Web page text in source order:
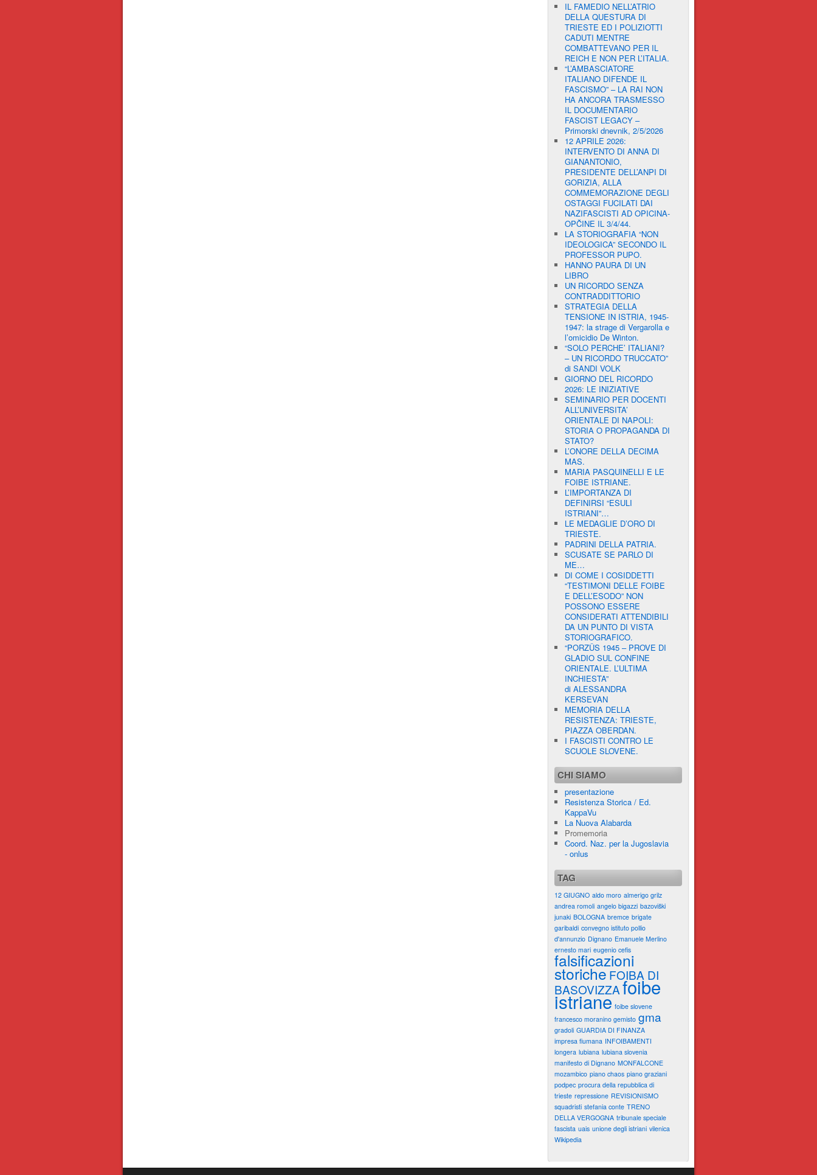
IL FAMEDIO NELL’ATRIO
DELLA QUESTURA DI
TRIESTE ED I POLIZIOTTI
CADUTI MENTRE
COMBATTEVANO PER IL
REICH E NON PER L’ITALIA.
“L’AMBASCIATORE
ITALIANO DIFENDE IL
FASCISMO” – LA RAI NON
HA ANCORA TRASMESSO
IL DOCUMENTARIO
FASCIST LEGACY –
Primorski dnevnik, 2/5/2026
12 APRILE 2026:
INTERVENTO DI ANNA DI
GIANANTONIO,
PRESIDENTE DELL’ANPI DI
GORIZIA, ALLA
COMMEMORAZIONE DEGLI
OSTAGGI FUCILATI DAI
NAZIFASCISTI AD OPICINA-
OPČINE IL 3/4/44.
LA STORIOGRAFIA “NON
IDEOLOGICA” SECONDO IL
PROFESSOR PUPO.
HANNO PAURA DI UN
LIBRO
UN RICORDO SENZA
CONTRADDITTORIO
STRATEGIA DELLA
TENSIONE IN ISTRIA, 1945-
1947: la strage di Vergarolla e
l’omicidio De Winton.
“SOLO PERCHE’ ITALIANI?
– UN RICORDO TRUCCATO”
di SANDI VOLK
GIORNO DEL RICORDO
2026: LE INIZIATIVE
SEMINARIO PER DOCENTI
ALL’UNIVERSITA’
ORIENTALE DI NAPOLI:
STORIA O PROPAGANDA DI
STATO?
L’ONORE DELLA DECIMA
MAS.
MARIA PASQUINELLI E LE
FOIBE ISTRIANE.
L’IMPORTANZA DI
DEFINIRSI “ESULI
ISTRIANI”…
LE MEDAGLIE D’ORO DI
TRIESTE.
PADRINI DELLA PATRIA.
SCUSATE SE PARLO DI
ME…
DI COME I COSIDDETTI
“TESTIMONI DELLE FOIBE
E DELL’ESODO” NON
POSSONO ESSERE
CONSIDERATI ATTENDIBILI
DA UN PUNTO DI VISTA
STORIOGRAFICO.
“PORZÛS 1945 – PROVE DI
GLADIO SUL CONFINE
ORIENTALE. L’ULTIMA
INCHIESTA”
di ALESSANDRA
KERSEVAN
MEMORIA DELLA
RESISTENZA: TRIESTE,
PIAZZA OBERDAN.
I FASCISTI CONTRO LE
SCUOLE SLOVENE.
CHI SIAMO
presentazione
Resistenza Storica / Ed.
KappaVu
La Nuova Alabarda
Promemoria
Coord. Naz. per la Jugoslavia
- onlus
TAG
12 GIUGNO aldo moro almerigo grilz
andrea romoli angelo bigazzi bazoviški
junaki BOLOGNA bremce brigate
garibaldi convegno istituto pollio
d'annunzio Dignano Emanuele Merlino
ernesto mari eugenio cefis
falsificazioni
storicheFOIBA DI
BASOVIZZAfoibe
istriane foibe slovene
francesco moranino gemisto gma
gradoli GUARDIA DI FINANZA
impresa fiumana INFOIBAMENTI
longera lubiana lubiana slovenia
manifesto di Dignano MONFALCONE
mozambico piano chaos piano graziani
podpec procura della repubblica di
trieste repressione REVISIONISMO
squadristi stefania conte TRENO
DELLA VERGOGNA tribunale speciale
fascista uais unione degli istriani vilenica
Wikipedia